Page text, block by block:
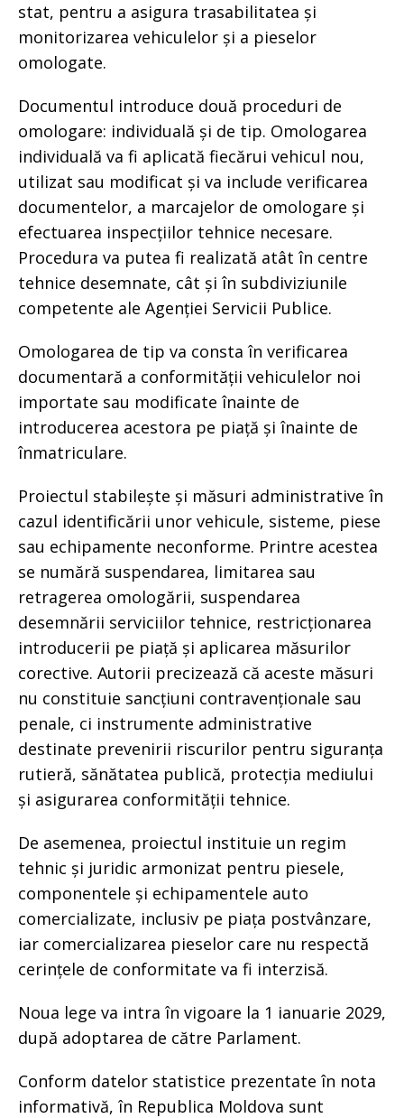
stat, pentru a asigura trasabilitatea și
monitorizarea vehiculelor și a pieselor
omologate.
Documentul introduce două proceduri de
omologare: individuală și de tip. Omologarea
individuală va fi aplicată fiecărui vehicul nou,
utilizat sau modificat și va include verificarea
documentelor, a marcajelor de omologare și
efectuarea inspecțiilor tehnice necesare.
Procedura va putea fi realizată atât în centre
tehnice desemnate, cât și în subdiviziunile
competente ale Agenției Servicii Publice.
Omologarea de tip va consta în verificarea
documentară a conformității vehiculelor noi
importate sau modificate înainte de
introducerea acestora pe piață și înainte de
înmatriculare.
Proiectul stabilește și măsuri administrative în
cazul identificării unor vehicule, sisteme, piese
sau echipamente neconforme. Printre acestea
se numără suspendarea, limitarea sau
retragerea omologării, suspendarea
desemnării serviciilor tehnice, restricționarea
introducerii pe piață și aplicarea măsurilor
corective. Autorii precizează că aceste măsuri
nu constituie sancțiuni contravenționale sau
penale, ci instrumente administrative
destinate prevenirii riscurilor pentru siguranța
rutieră, sănătatea publică, protecția mediului
și asigurarea conformității tehnice.
De asemenea, proiectul instituie un regim
tehnic și juridic armonizat pentru piesele,
componentele și echipamentele auto
comercializate, inclusiv pe piața postvânzare,
iar comercializarea pieselor care nu respectă
cerințele de conformitate va fi interzisă.
Noua lege va intra în vigoare la 1 ianuarie 2029,
după adoptarea de către Parlament.
Conform datelor statistice prezentate în nota
informativă, în Republica Moldova sunt